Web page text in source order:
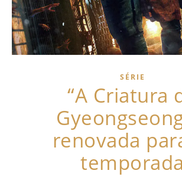
SÉRIE
“A Criatura
renovada
temporada